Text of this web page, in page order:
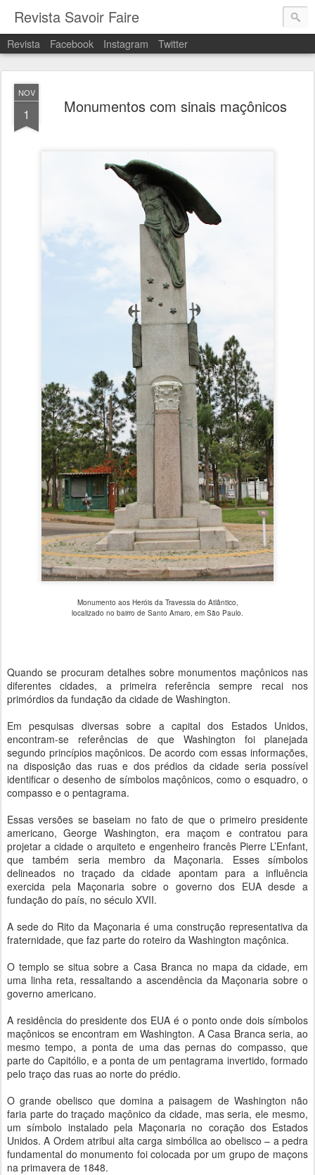
Revista Savoir Faire
Revista Facebook Instagram Twitter
NOV
1 Monumentos com sinais maçônicos
Monumento aos Heróis da Travessia do Atlântico,
localizado no bairro de Santo Amaro, em São Paulo.
Quando se procuram detalhes sobre monumentos maçônicos nas
diferentes cidades, a primeira referência sempre recai nos
primórdios da fundação da cidade de Washington.
Em pesquisas diversas sobre a capital dos Estados Unidos,
encontram-se referências de que Washington foi planejada
segundo princípios maçônicos. De acordo com essas informações,
na disposição das ruas e dos prédios da cidade seria possível
identificar o desenho de símbolos maçônicos, como o esquadro, o
compasso e o pentagrama.
Essas versões se baseiam no fato de que o primeiro presidente
americano, George Washington, era maçom e contratou para
projetar a cidade o arquiteto e engenheiro francês Pierre L’Enfant,
que também seria membro da Maçonaria. Esses símbolos
delineados no traçado da cidade apontam para a influência
exercida pela Maçonaria sobre o governo dos EUA desde a
fundação do país, no século XVII.
A sede do Rito da Maçonaria é uma construção representativa da
fraternidade, que faz parte do roteiro da Washington maçônica.
O templo se situa sobre a Casa Branca no mapa da cidade, em
uma linha reta, ressaltando a ascendência da Maçonaria sobre o
governo americano.
A residência do presidente dos EUA é o ponto onde dois símbolos
maçônicos se encontram em Washington. A Casa Branca seria, ao
mesmo tempo, a ponta de uma das pernas do compasso, que
parte do Capitólio, e a ponta de um pentagrama invertido, formado
pelo traço das ruas ao norte do prédio.
O grande obelisco que domina a paisagem de Washington não
faria parte do traçado maçônico da cidade, mas seria, ele mesmo,
um símbolo instalado pela Maçonaria no coração dos Estados
Unidos. A Ordem atribui alta carga simbólica ao obelisco – a pedra
fundamental do monumento foi colocada por um grupo de maçons
na primavera de 1848.